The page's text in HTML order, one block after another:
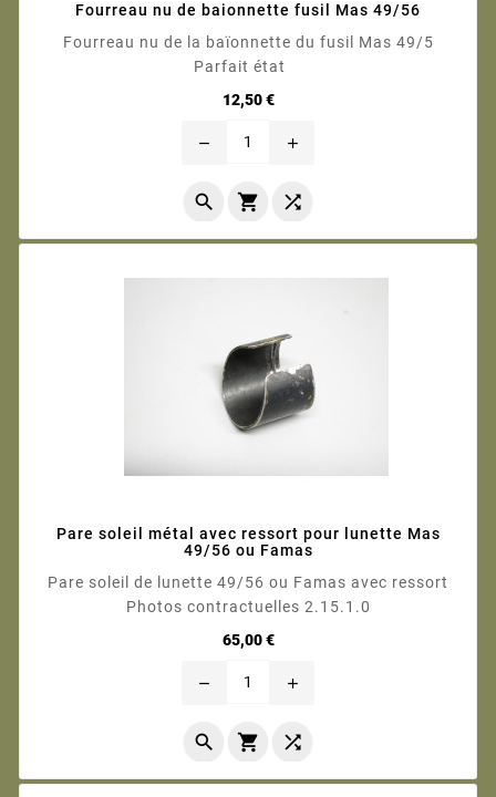
Fourreau nu de baionnette fusil Mas 49/56
Fourreau nu de la baïonnette du fusil Mas 49/5
12,50 €Prix
remove add
  
Pare soleil métal avec ressort pour lunette Mas
49/56 ou Famas
Pare soleil de lunette 49/56 ou Famas avec ressort
Photos contractuelles 2.15.1.0
65,00 €Prix
remove add
  